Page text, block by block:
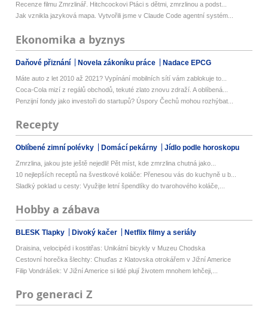
Recenze filmu Zmrzlinář. Hitchcockovi Ptáci s dětmi, zmrzlinou a podst...
Jak vznikla jazyková mapa. Vytvořili jsme v Claude Code agentní systém...
Ekonomika a byznys
Daňové přiznání Novela zákoníku práce Nadace EPCG
Máte auto z let 2010 až 2021? Vypínání mobilních sítí vám zablokuje to...
Coca-Cola mizí z regálů obchodů, tekuté zlato znovu zdraží. A oblíbená...
Penzijní fondy jako investoři do startupů? Úspory Čechů mohou rozhýbat...
Recepty
Oblíbené zimní polévky Domácí pekárny Jídlo podle horoskopu
Zmrzlina, jakou jste ještě nejedli! Pět míst, kde zmrzlina chutná jako...
10 nejlepších receptů na švestkové koláče: Přenesou vás do kuchyně u b...
Sladký poklad u cesty: Využijte letní špendlíky do tvarohového koláče,...
Hobby a zábava
BLESK Tlapky Divoký kačer Netflix filmy a seriály
Draisina, velocipéd i kostitřas: Unikátní bicykly v Muzeu Chodska
Cestovní horečka šlechty: Chuďas z Klatovska otrokářem v Jižní Americe
Filip Vondrášek: V Jižní Americe si lidé plují životem mnohem lehčeji,...
Pro generaci Z